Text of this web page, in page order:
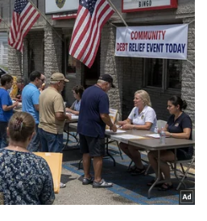
Tin Công nghệ
Trải nghiệm
Chuyển đổi số